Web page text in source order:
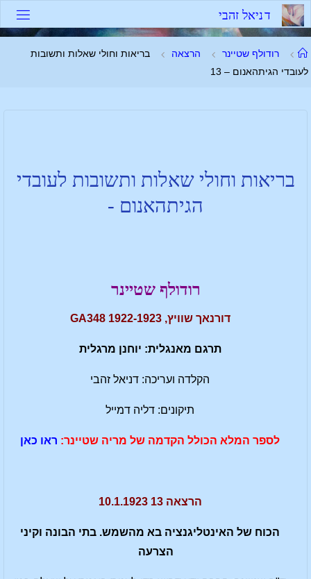
דניאל זהבי
רודולף שטיינר הרצאה
בריאות וחולי שאלות ותשובות
לעובדי הגיתהאנום – 13
בריאות וחולי שאלות ותשובות לעובדי
הגיתהאנום -
רודולף שטיינר
דורנאך שוויץ, 1922-1923 GA348
תרגם מאנגלית: יוחנן מרגלית
הקלדה ועריכה: דניאל זהבי
תיקונים: דליה דמייל
לספר המלא הכולל הקדמה של מריה שטיינר: ראו כאן
הרצאה 13 10.1.1923
הכוח של האינטליגנציה בא מהשמש. בתי הבונה וקיני
הצרעה